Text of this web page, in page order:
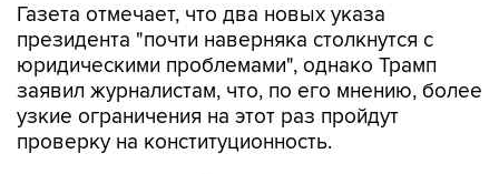
Газета отмечает, что два новых указа
президента "почти наверняка столкнутся с
юридическими проблемами", однако Трамп
заявил журналистам, что, по его мнению, более
узкие ограничения на этот раз пройдут
проверку на конституционность.